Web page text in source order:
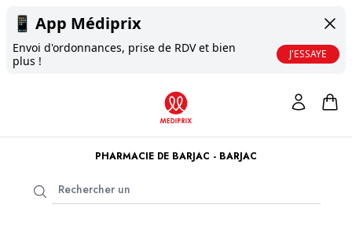
📱 App Médiprix
Envoi d'ordonnances, prise de RDV et bien
plus !
J'ESSAYE
PHARMACIE DE BARJAC - BARJAC